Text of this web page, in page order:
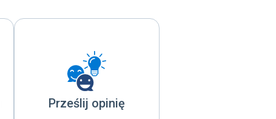
Prześlij opinię